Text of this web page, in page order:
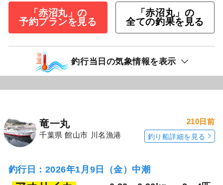
「赤沼丸」の
予約プランを見る
「赤沼丸」の
全ての釣果を見る
釣行当日の気象情報を表示
竜一丸
千葉県 館山市 川名漁港
210日前
釣り船詳細を見る
釣行日：2026年1月9日（金）中潮